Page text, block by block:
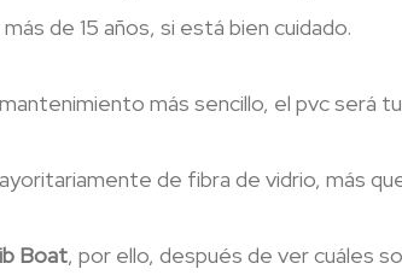
de 15 años, si está bien cuidado.
más sencillo, el pvc será
de fibra de vidrio, más
Boat, por ello, después de ver cuáles